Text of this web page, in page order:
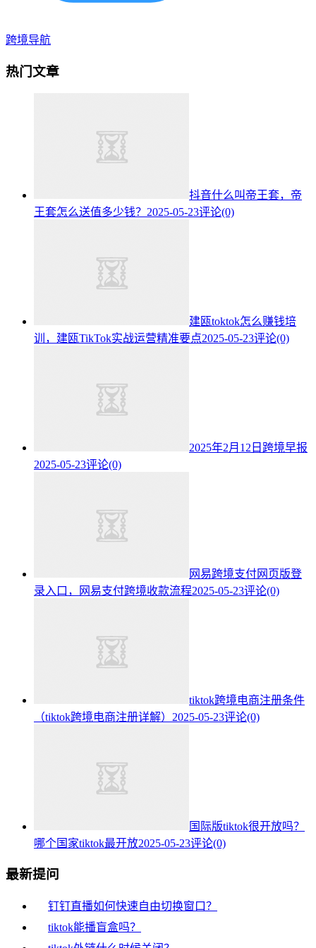
跨境导航
热门文章
抖音什么叫帝王套，帝
王套怎么送值多少钱？ 2025-05-23评论(0)
建瓯toktok怎么赚钱培
训，建瓯TikTok实战运营精准要点2025-05-23评论(0)
2025年2月12日跨境早报
2025-05-23评论(0)
网易跨境支付网页版登
录入口，网易支付跨境收款流程2025-05-23评论(0)
tiktok跨境电商注册条件
（tiktok跨境电商注册详解） 2025-05-23评论(0)
国际版tiktok很开放吗？
哪个国家tiktok最开放2025-05-23评论(0)
最新提问
钉钉直播如何快速自由切换窗口？
tiktok能播盲盒吗？